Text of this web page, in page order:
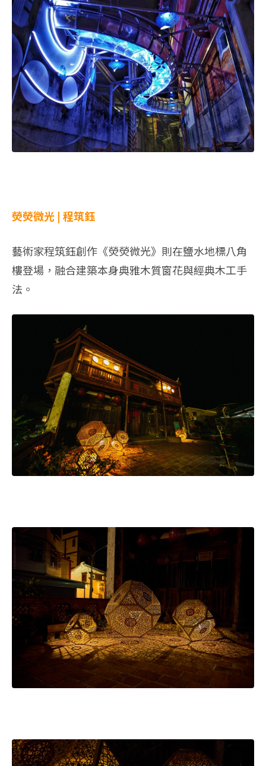
熒熒微光 | 程筑鈺
藝術家程筑鈺創作《熒熒微光》則在鹽水地標八角
樓登場，融合建築本身典雅木質窗花與經典木工手
法。